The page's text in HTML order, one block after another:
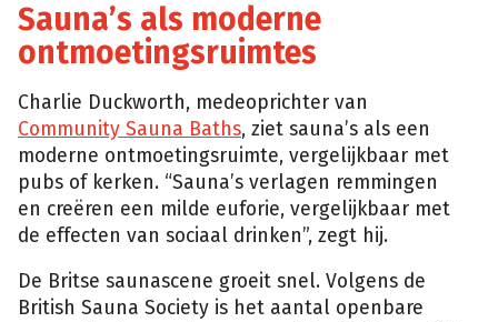
Sauna’s als moderne
ontmoetingsruimtes
Charlie Duckworth, medeoprichter van
Community Sauna Baths, ziet sauna’s als een
moderne ontmoetingsruimte, vergelijkbaar met
pubs of kerken. “Sauna’s verlagen remmingen
en creëren een milde euforie, vergelijkbaar met
de effecten van sociaal drinken”, zegt hij.
De Britse saunascene groeit snel. Volgens de
British Sauna Society is het aantal openbare